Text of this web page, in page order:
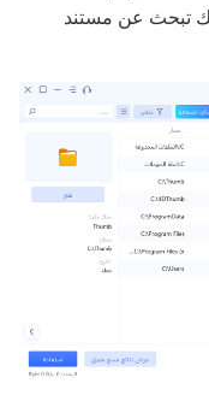
تبحث عن مستند